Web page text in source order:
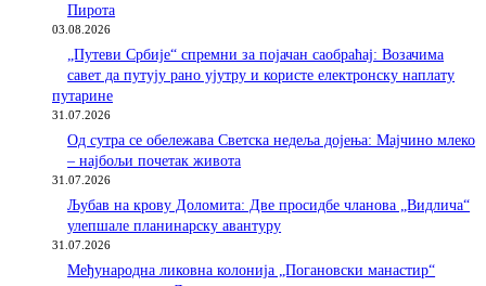
Пирота
03.08.2026
„Путеви Србије“ спремни за појачан саобраћај: Возачима
савет да путују рано ујутру и користе електронску наплату
путарине
31.07.2026
Од сутра се обележава Светска недеља дојења: Мајчино млеко
– најбољи почетак живота
31.07.2026
Љубав на крову Доломита: Две просидбе чланова „Видлича“
улепшале планинарску авантуру
31.07.2026
Међународна ликовна колонија „Погановски манастир“